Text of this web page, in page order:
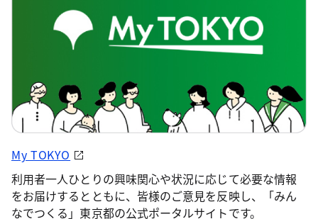
My TOKYO
利用者一人ひとりの興味関心や状況に応じて必要な情報
をお届けするとともに、皆様のご意見を反映し、「みん
なでつくる」東京都の公式ポータルサイトです。